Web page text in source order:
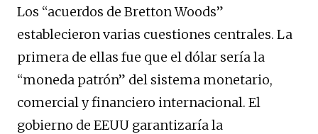
Los “acuerdos de Bretton Woods”
establecieron varias cuestiones centrales. La
primera de ellas fue que el dólar sería la
“moneda patrón” del sistema monetario,
comercial y financiero internacional. El
gobierno de EEUU garantizaría la